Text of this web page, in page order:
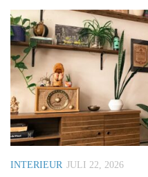
INTERIEUR JULI 22, 2026